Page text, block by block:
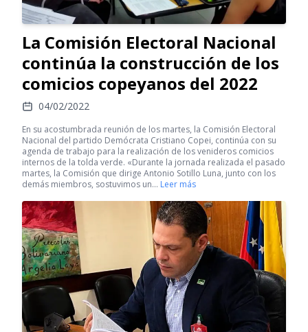
La Comisión Electoral Nacional
continúa la construcción de los
comicios copeyanos del 2022
04/02/2022
En su acostumbrada reunión de los martes, la Comisión Electoral
Nacional del partido Demócrata Cristiano Copei, continúa con su
agenda de trabajo para la realización de los venideros comicios
internos de la tolda verde. «Durante la jornada realizada el pasado
martes, la Comisión que dirige Antonio Sotillo Luna, junto con los
demás miembros, sostuvimos un… Leer más